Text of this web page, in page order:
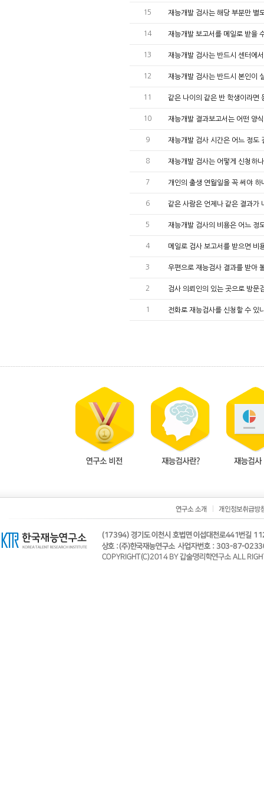
15 재능개발 검사는 해당 부분만 별
14 재능개발 보고서를 메일로 받을
13 재능개발 검사는 반드시 센터에
12 재능개발 검사는 반드시 본인이
11 같은 나이의 같은 반 학생이라면
10 재능개발 결과보고서는 어떤 양
9 재능개발 검사 시간은 어느 정도
8 재능개발 검사는 어떻게 신청하
7 개인의 출생 연월일을 꼭 써야 하
6 같은 사람은 언제나 같은 결과가
5 재능개발 검사의 비용은 어느 정
4 메일로 검사 보고서를 받으면 비
3 우편으로 재능검사 결과를 받아
2 검사 의뢰인의 있는 곳으로 방문
1 전화로 재능검사를 신청할 수 있